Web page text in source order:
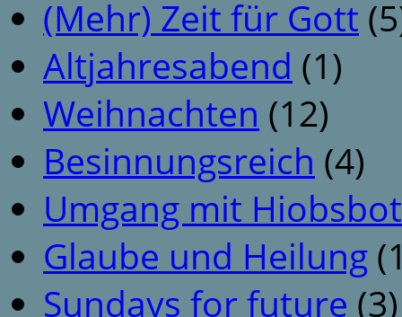
(Mehr) Zeit für Gott
Altjahresabend (1)
Weihnachten (12)
Besinnungsreich (4)
Umgang mit
Glaube und Heilung
Sundays for future (3)